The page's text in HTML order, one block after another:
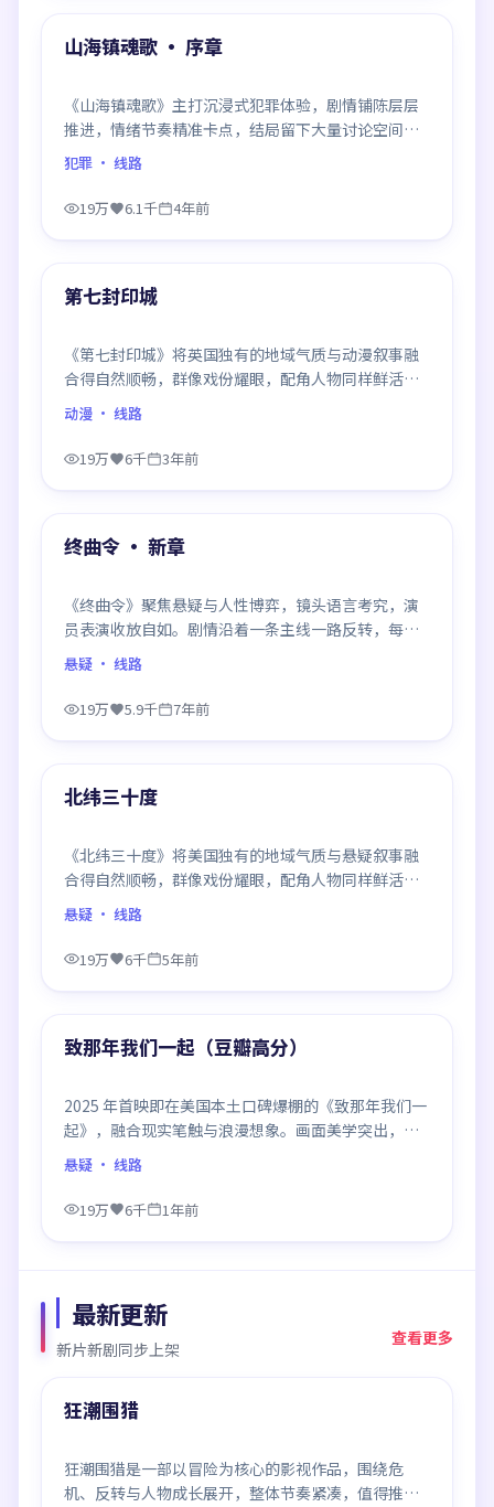
精选
山海镇魂歌 · 序章
《山海镇魂歌》主打沉浸式犯罪体验，剧情铺陈层层
推进，情绪节奏精准卡点，结局留下大量讨论空间，
适合喜欢慢热好戏的观众。
犯罪 · 线路
19万 6.1千 4年前
精选
第七封印城
《第七封印城》将英国独有的地域气质与动漫叙事融
合得自然顺畅，群像戏份耀眼，配角人物同样鲜活，
整部作品质感扎实。
动漫 · 线路
19万 6千 3年前
精选
终曲令 · 新章
《终曲令》聚焦悬疑与人性博弈，镜头语言考究，演
员表演收放自如。剧情沿着一条主线一路反转，每次
揭晓都重塑前情认知，悬念感拉满。
悬疑 · 线路
19万 5.9千 7年前
精选
北纬三十度
《北纬三十度》将美国独有的地域气质与悬疑叙事融
合得自然顺畅，群像戏份耀眼，配角人物同样鲜活，
整部作品质感扎实。
悬疑 · 线路
19万 6千 5年前
精选
致那年我们一起（豆瓣高分）
2025 年首映即在美国本土口碑爆棚的《致那年我们一
起》，融合现实笔触与浪漫想象。画面美学突出，节
奏拿捏到位，是当年话题度居高不下的代表作。
悬疑 · 线路
19万 6千 1年前
最新更新
新片新剧同步上架
查看更多
最新
99:49
狂潮围猎
狂潮围猎是一部以冒险为核心的影视作品，围绕危
机、反转与人物成长展开，整体节奏紧凑，值得推荐